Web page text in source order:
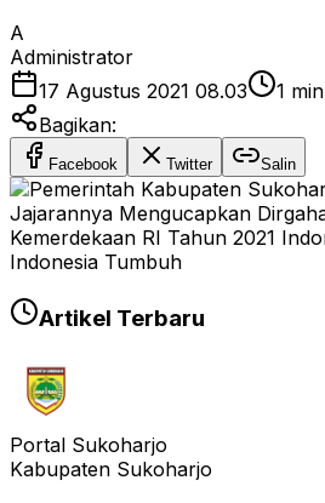
A
Administrator
17 Agustus 2021 08.03
1 min
Bagikan:
Facebook Twitter Salin
Artikel Terbaru
Portal Sukoharjo
Kabupaten Sukoharjo